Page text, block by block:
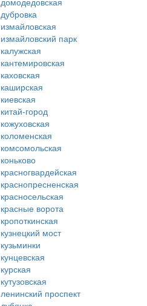
дубровка
измайловская
измайловский парк
калужская
кантемировская
каховская
каширская
киевская
китай-город
кожуховская
коломенская
комсомольская
коньково
красногвардейская
краснопресненская
красносельская
красные ворота
кропоткинская
кузнецкий мост
кузьминки
кунцевская
курская
кутузовская
ленинский проспект